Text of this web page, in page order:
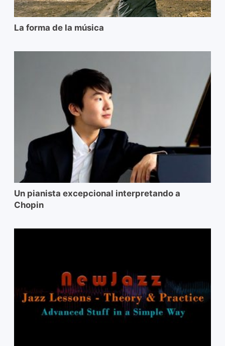
La forma de la música
Un pianista excepcional interpretando a
Chopin